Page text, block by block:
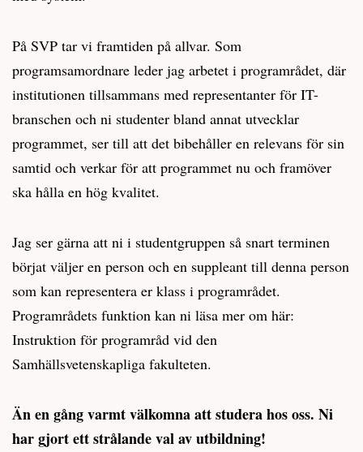
På SVP tar vi framtiden på allvar. Som
programsamordnare leder jag arbetet i programrådet, där
institutionen tillsammans med representanter för IT-
branschen och ni studenter bland annat utvecklar
programmet, ser till att det bibehåller en relevans för sin
samtid och verkar för att programmet nu och framöver
ska hålla en hög kvalitet.
Jag ser gärna att ni i studentgruppen så snart terminen
börjat väljer en person och en suppleant till denna person
som kan representera er klass i programrådet.
Programrådets funktion kan ni läsa mer om här:
Instruktion för programråd vid den
Samhällsvetenskapliga fakulteten.
Än en gång varmt välkomna att studera hos oss. Ni
har gjort ett strålande val av utbildning!